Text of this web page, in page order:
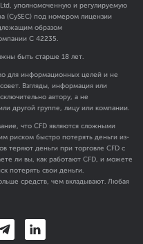
Ltd, уполномоченную и регулируемую
(CySEC) под номером лицензии
образом
C 42235.
быть старше 18 лет.
для информационных целей и не
Взгляды, информация или
автору, а не
другой группе, лицу или компании.
что CFD являются сложными
риском быстро потерять деньги из-
теряют деньги при торговле CFD с
ли вы, как работают CFD, и можете
потерять свои деньги.
средств, чем вкладывают. Любая